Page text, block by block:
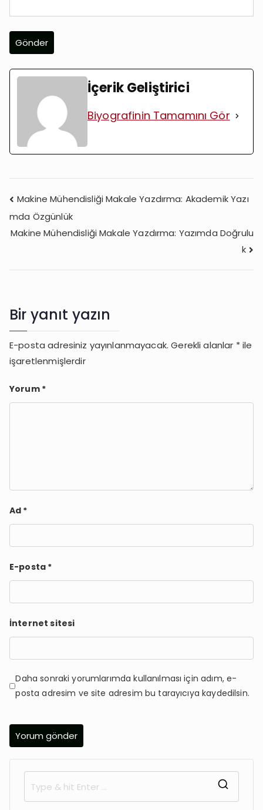
İçerik Geliştirici
Biyografinin Tamamını Gör
Yazı
gezinmesi
Makine Mühendisliği Makale Yazdırma: Akademik Yazı
mda Özgünlük
Makine Mühendisliği Makale Yazdırma: Yazımda Doğrulu
k
Bir yanıt yazın
E-posta adresiniz yayınlanmayacak. Gerekli alanlar *ile
işaretlenmişlerdir
Yorum *
Ad *
E-posta *
İnternet sitesi
Daha sonraki yorumlarımda kullanılması için adım, e-
posta adresim ve site adresim bu tarayıcıya kaydedilsin.